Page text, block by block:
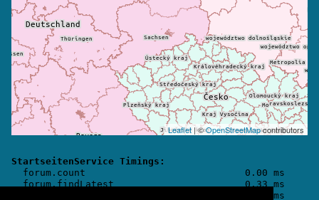
Leaflet | ©OpenStreetMapcontributors
StartseitenService Timings:
forum.count                            0.00 ms
  forum.findLatest                       0.33 ms
  forum                                  0.00 ms